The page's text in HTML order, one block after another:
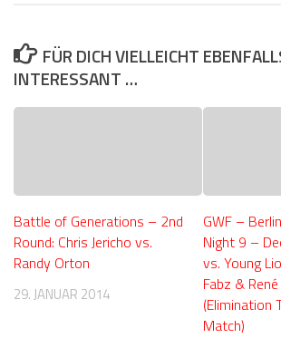
FÜR DICH VIELLEICHT
INTERESSANT …
Battle of Generations – 2nd
Round: Chris Jericho vs.
Randy Orton
29. JANUAR 2014
GWF –
Night 9 –
vs. Young
Fabz &
(Elimination
Match)